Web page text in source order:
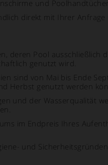
und
direkt mit Ihrer Anfrage
deren Pool ausschließlich
genutzt wird.
sind von Mai bis Ende
Herbst genutzt werden
und der Wasserqualität
im Endpreis Ihres
und